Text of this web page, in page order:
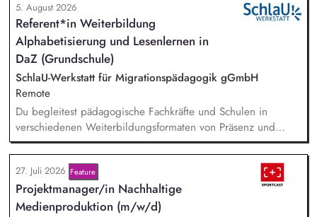
5. August 2026
Referent*in Weiterbildung
Alphabetisierung und Lesenlernen in
DaZ (Grundschule)
SchlaU-Werkstatt für Migrationspädagogik gGmbH
Remote
Du begleitest pädagogische Fachkräfte und Schulen in
verschiedenen Weiterbildungsformaten von Präsenz und
Online-Workshops bis hin zu pädogischen Tagen und erstellst
Online-Selbstlernkurse für unsere Plattform schlau-lernen.org.
Die inhaltlichen Schwerpunkte liegen dabei auf den
Bereichen Lesen lernen, Mehrsprachigkeitsbewusstsein und
Alphabetisierung in der Grundschule.
27. Juli 2026 Feature
Projektmanager/in Nachhaltige
Medienproduktion (m/w/d)